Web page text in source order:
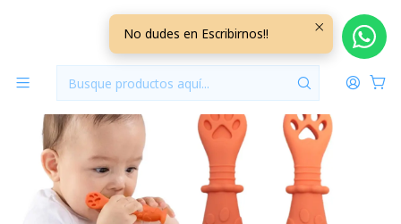
Inicio Lactancia y Alimentacion
Cuchara de Entrenamiento CUCHEN05
No dudes en Escribirnos!!